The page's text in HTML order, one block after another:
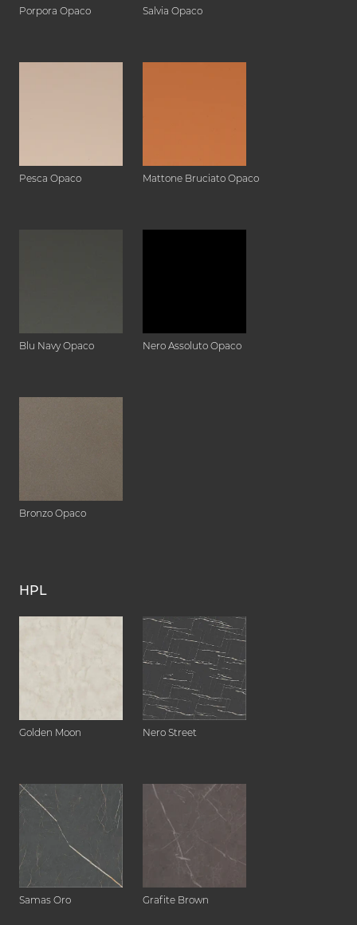
Porpora Opaco Salvia Opaco
Pesca Opaco Mattone Bruciato Opaco
Blu Navy Opaco Nero Assoluto Opaco
Bronzo Opaco
HPL
Golden Moon Nero Street
Samas Oro Grafite Brown